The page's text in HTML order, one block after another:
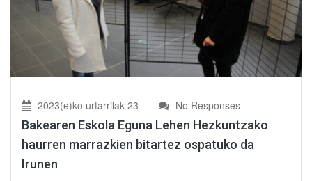
2023(e)ko urtarrilak 23 No Responses
Bakearen Eskola Eguna Lehen Hezkuntzako
haurren marrazkien bitartez ospatuko da
Irunen